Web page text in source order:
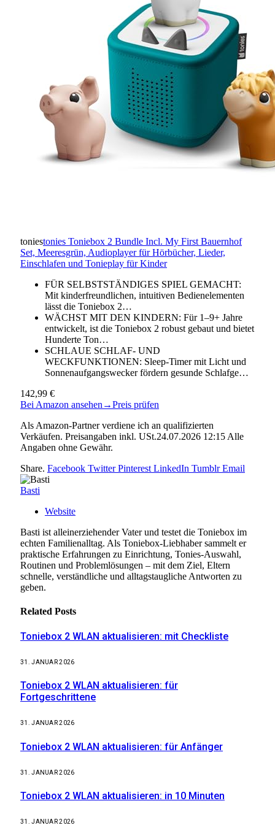
toniestonies Toniebox 2 Bundle Incl. My First Bauernhof
Set, Meeresgrün, Audioplayer für Hörbücher, Lieder,
Einschlafen und Tonieplay für Kinder
FÜR SELBSTSTÄNDIGES SPIEL GEMACHT:
Mit kinderfreundlichen, intuitiven Bedienelementen
lässt die Toniebox 2…
WÄCHST MIT DEN KINDERN: Für 1–9+ Jahre
entwickelt, ist die Toniebox 2 robust gebaut und bietet
Hunderte Ton…
SCHLAUE SCHLAF- UND
WECKFUNKTIONEN: Sleep-Timer mit Licht und
Sonnenaufgangswecker fördern gesunde Schlafge…
142,99 €
Bei Amazon ansehen →Preis prüfen
Als Amazon-Partner verdiene ich an qualifizierten
Verkäufen. Preisangaben inkl. USt.24.07.2026 12:15 Alle
Angaben ohne Gewähr.
Share. Facebook Twitter Pinterest LinkedIn Tumblr Email
Basti
Website
Basti ist alleinerziehender Vater und testet die Toniebox im
echten Familienalltag. Als Toniebox-Liebhaber sammelt er
praktische Erfahrungen zu Einrichtung, Tonies-Auswahl,
Routinen und Problemlösungen – mit dem Ziel, Eltern
schnelle, verständliche und alltagstaugliche Antworten zu
geben.
Related Posts
Toniebox 2 WLAN aktualisieren: mit Checkliste
31. JANUAR 2026
Toniebox 2 WLAN aktualisieren: für
Fortgeschrittene
31. JANUAR 2026
Toniebox 2 WLAN aktualisieren: für Anfänger
31. JANUAR 2026
Toniebox 2 WLAN aktualisieren: in 10 Minuten
31. JANUAR 2026